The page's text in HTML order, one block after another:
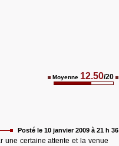
Moyenne 12.50/20
Posté le 10 janvier 2009 à 21 h 36
une certaine attente et la venue